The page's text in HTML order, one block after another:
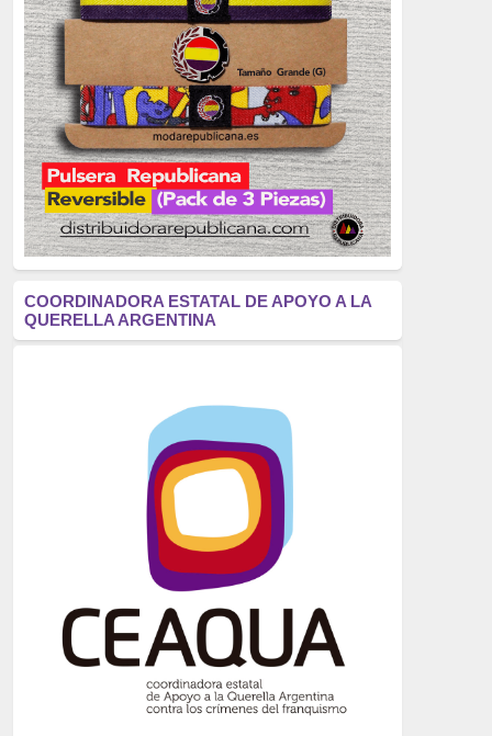
monarquía
(2253)
borbones
(2176)
Cultura
(2163)
Guerra
(1674)
genocidio
(1234)
mujer
(1070)
Eventos
(914)
Crímenes del franquismo
(721)
(699)
(607)
neofranquismo
(567)
Justicia Universal
Derechos Humanos
(522)
Nacionalcatolicismo
(514)
COORDINADORA ESTATAL DE APOYO A LA
QUERELLA ARGENTINA